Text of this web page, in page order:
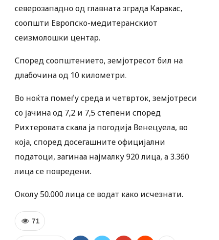
северозападно од главната зграда Каракас,
соопшти Европско-медитеранскиот
сеизмолошки центар.
Според соопштението, земјотресот бил на
длабочина од 10 километри.
Во ноќта помеѓу среда и четврток, земјотреси
со јачина од 7,2 и 7,5 степени според
Рихтеровата скала ја погодија Венецуела, во
која, според досегашните официјални
податоци, загинаа најмалку 920 лица, а 3.360
лица се повредени.
Околу 50.000 лица се водат како исчезнати.
71